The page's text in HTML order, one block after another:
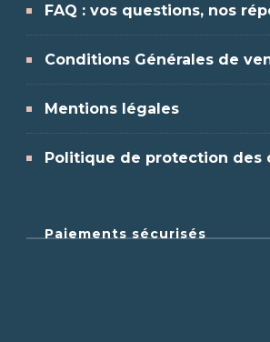
FAQ : vos questions, nos
Conditions Générales de
Mentions légales
Politique de protection des
Paiements sécurisés